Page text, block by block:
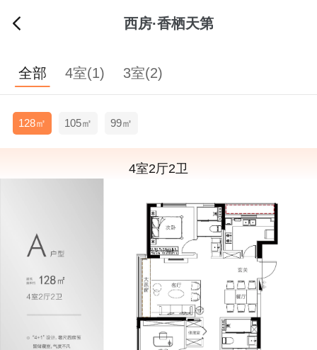
西房·香栖天第
全部 4室(1) 3室(2)
128㎡ 105㎡ 99㎡
4室2厅2卫